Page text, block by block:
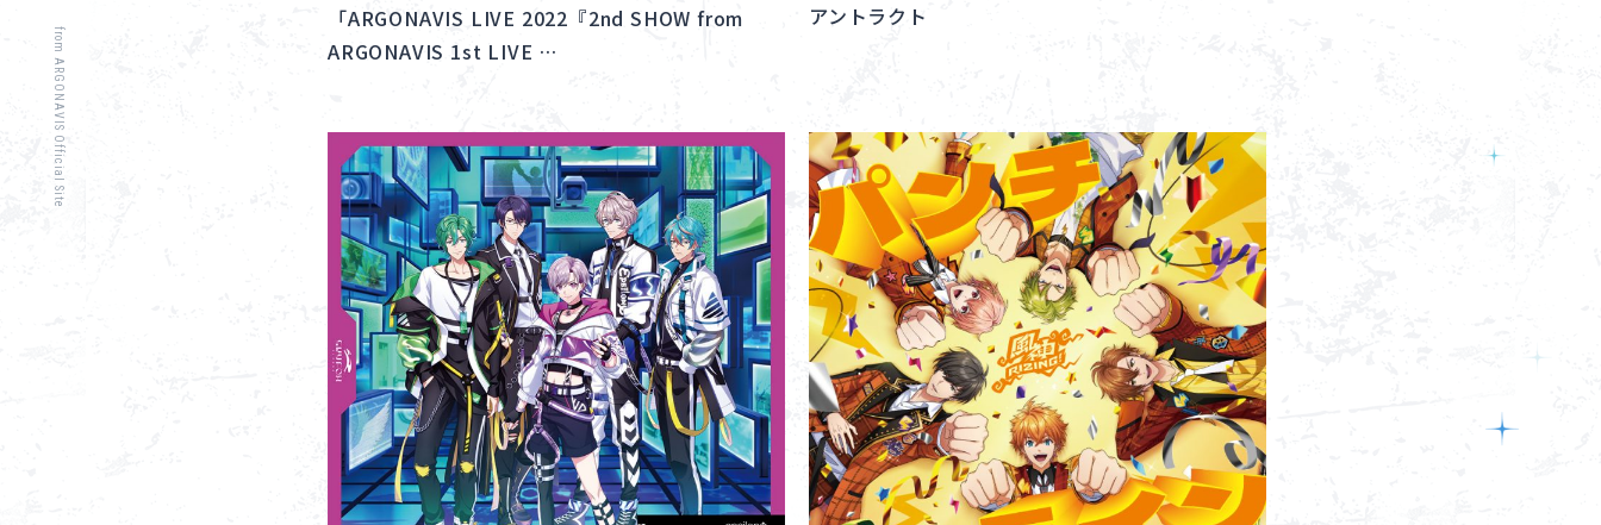
from ARGONAVIS Official Site
「ARGONAVIS LIVE 2022『2nd SHOW from
ARGONAVIS 1st LIVE …
アントラクト